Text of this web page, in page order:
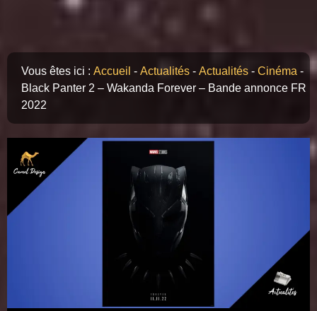
Vous êtes ici : Accueil - Actualités - Actualités - Cinéma -
Black Panter 2 – Wakanda Forever – Bande annonce FR
2022